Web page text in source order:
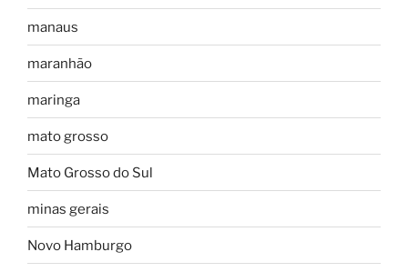
manaus
maranhão
maringa
mato grosso
Mato Grosso do Sul
minas gerais
Novo Hamburgo